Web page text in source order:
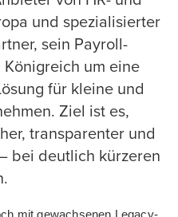
und spezialisierter
sein Payroll-
um eine
für kleine und
Ziel ist es,
transparenter und
bei deutlich kürzeren
mit gewachsenen Legacy-